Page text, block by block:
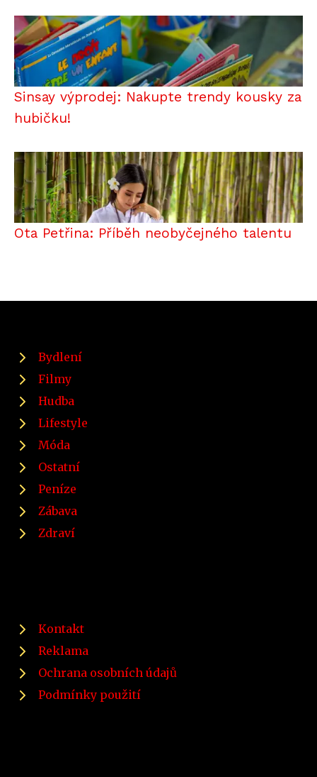
Sinsay výprodej: Nakupte trendy kousky za
hubičku!
Ota Petřina: Příběh neobyčejného talentu
Bydlení
Filmy
Hudba
Lifestyle
Móda
Ostatní
Peníze
Zábava
Zdraví
Kontakt
Reklama
Ochrana osobních údajů
Podmínky použití